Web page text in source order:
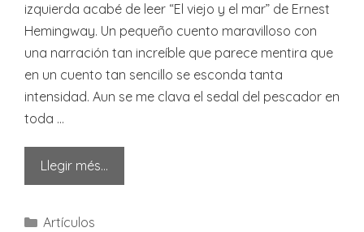
izquierda acabé de leer “El viejo y el mar” de Ernest
Hemingway. Un pequeño cuento maravilloso con
una narración tan increíble que parece mentira que
en un cuento tan sencillo se esconda tanta
intensidad. Aun se me clava el sedal del pescador en
toda …
Llegir més…
Categories
Artículos